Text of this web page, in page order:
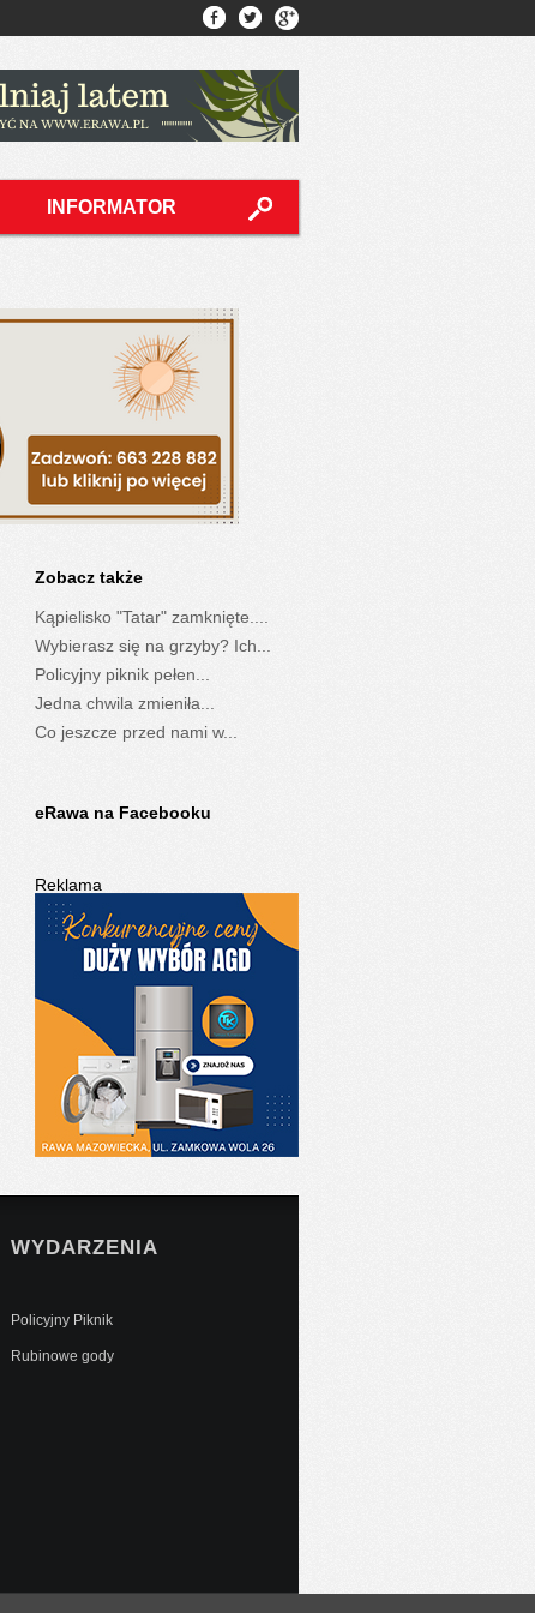
INFORMATOR
Zobacz także
Kąpielisko "Tatar" zamknięte....
Wybierasz się na grzyby? Ich...
Policyjny piknik pełen...
Jedna chwila zmieniła...
Co jeszcze przed nami w...
eRawa na Facebooku
Reklama
WYDARZENIA
Policyjny Piknik
Rubinowe gody